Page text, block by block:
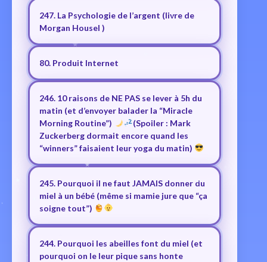
247. La Psychologie de l’argent (livre de
Morgan Housel )
80. Produit Internet
246. 10 raisons de NE PAS se lever à 5h du
matin (et d’envoyer balader la “Miracle
Morning Routine”)
(Spoiler : Mark
Zuckerberg dormait encore quand les
“winners” faisaient leur yoga du matin)
245. Pourquoi il ne faut JAMAIS donner du
miel à un bébé (même si mamie jure que “ça
soigne tout”)
244. Pourquoi les abeilles font du miel (et
pourquoi on le leur pique sans honte